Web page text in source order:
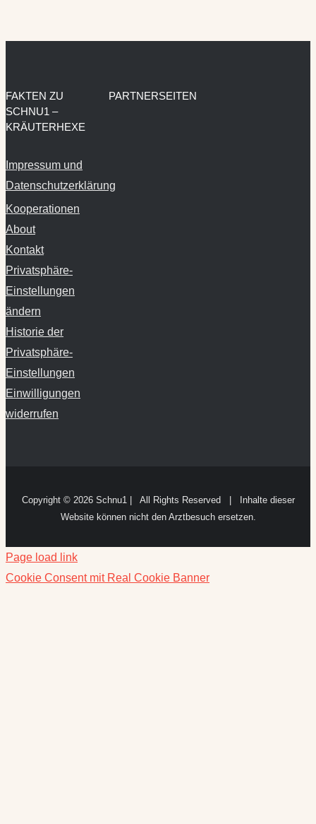
FAKTEN ZU
SCHNU1 –
KRÄUTERHEXE
Impressum und
Datenschutzerklärung
Kooperationen
About
Kontakt
Privatsphäre-
Einstellungen
ändern
Historie der
Privatsphäre-
Einstellungen
Einwilligungen
widerrufen
PARTNERSEITEN
Copyright © 2026 Schnu1 | All Rights Reserved | Inhalte dieser
Website können nicht den Arztbesuch ersetzen.
Page load link
Cookie Consent mit Real Cookie Banner